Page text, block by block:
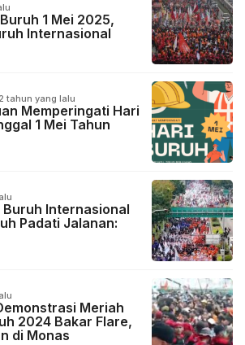
1 Mei 2025,
Internasional
2 tahun yang lalu
Memperingati Hari
1 Mei Tahun
Internasional
Padati Jalanan:
Meriah
2024 Bakar Flare,
di Monas